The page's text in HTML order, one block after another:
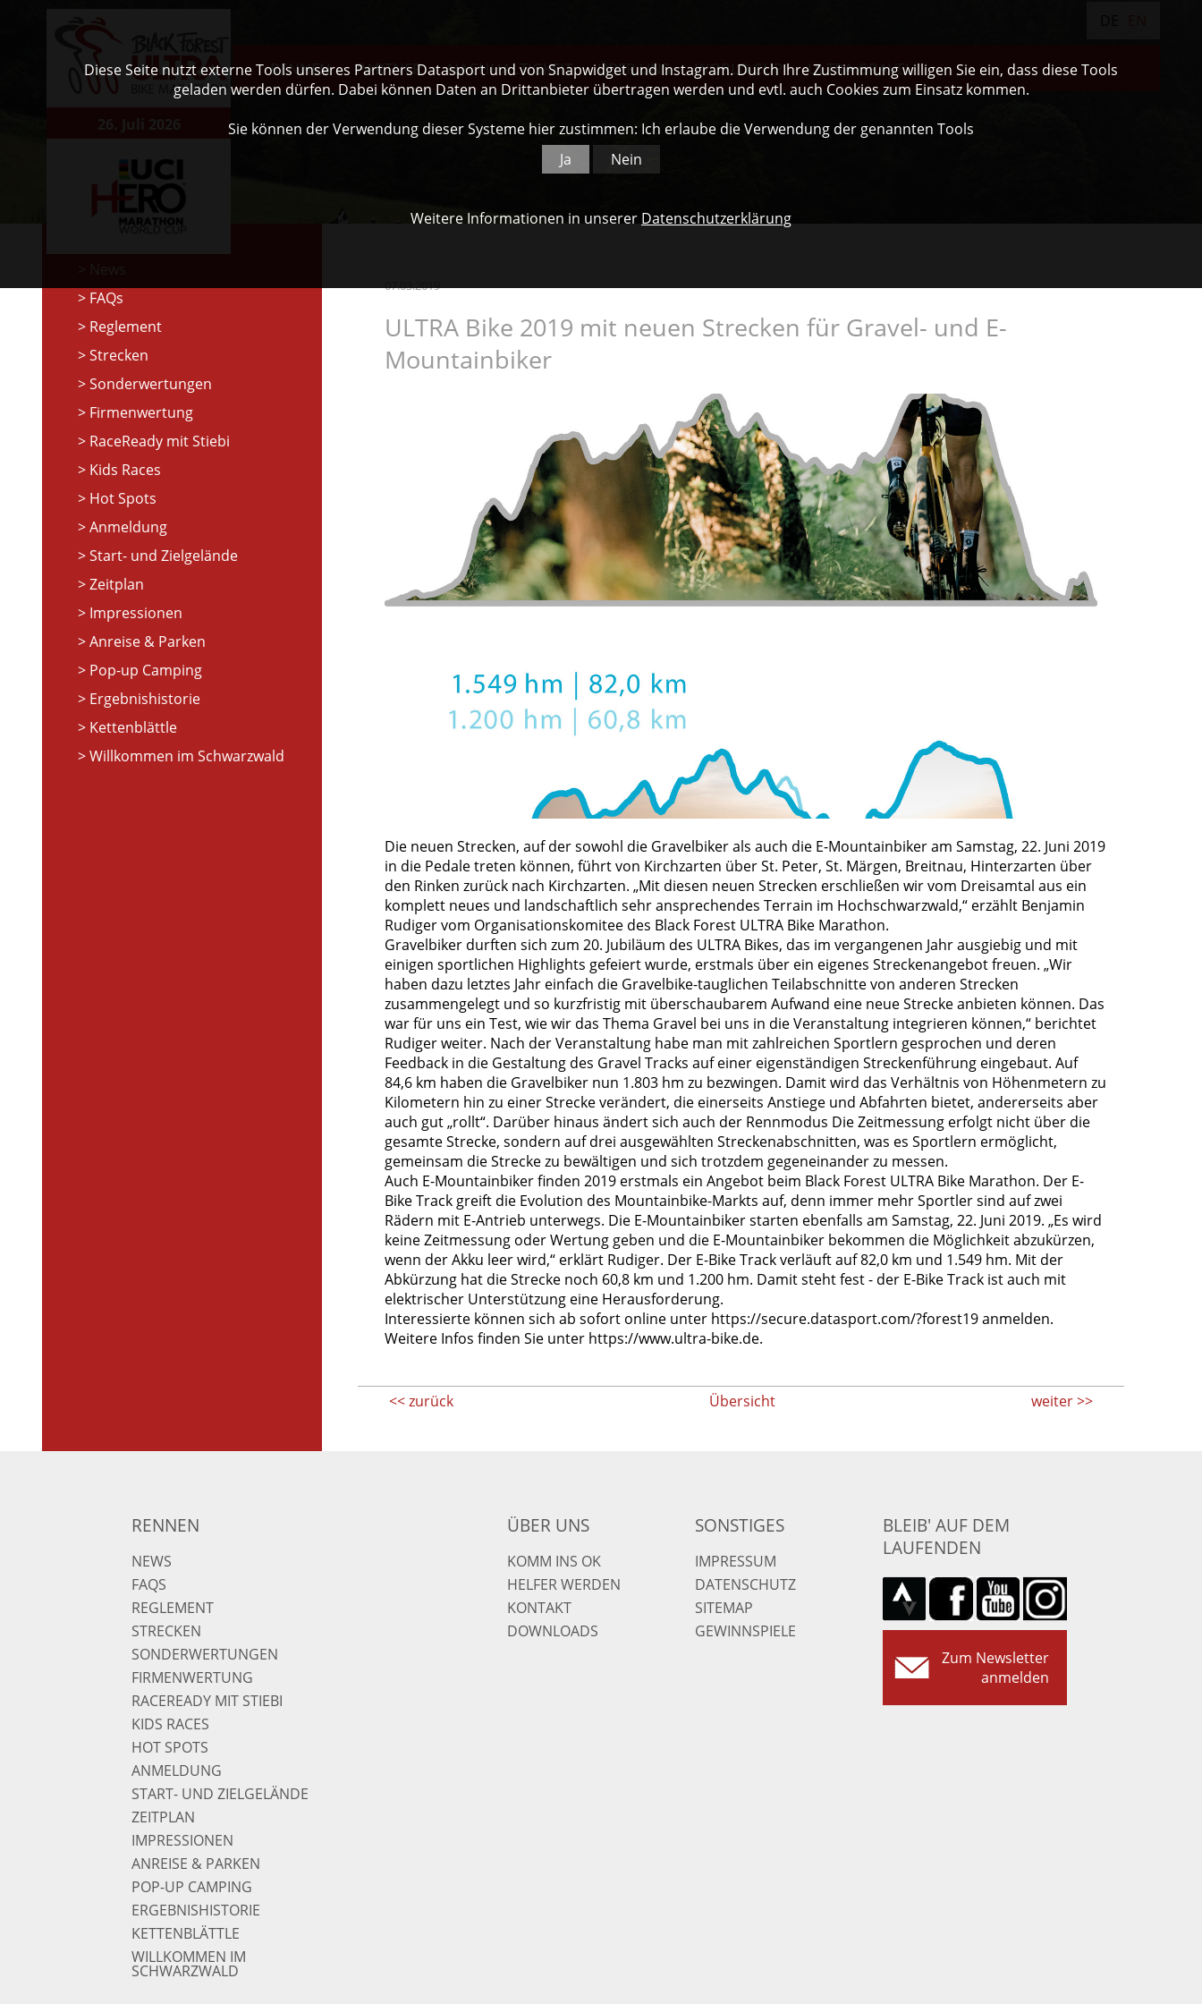
RENNEN PARTNER NACHHALTIGKEIT ÜBER UNS WORLD CUP ULTRA GRAVEL
FAQs
Reglement
Strecken
Sonderwertungen
Firmenwertung
RaceReady mit Stiebi
Kids Races
Hot Spots
Anmeldung
Start- und Zielgelände
Zeitplan
Impressionen
Anreise & Parken
Pop-up Camping
Ergebnishistorie
Kettenblättle
Willkommen im Schwarzwald
07.03.2019
ULTRA Bike 2019 mit neuen Strecken für Gravel- und E-
Mountainbiker
Die neuen Strecken, auf der sowohl die Gravelbiker als auch die E-Mountainbiker am Samstag, 22. Juni 2019
in die Pedale treten können, führt von Kirchzarten über St. Peter, St. Märgen, Breitnau, Hinterzarten über
den Rinken zurück nach Kirchzarten. „Mit diesen neuen Strecken erschließen wir vom Dreisamtal aus ein
komplett neues und landschaftlich sehr ansprechendes Terrain im Hochschwarzwald,“ erzählt Benjamin
Rudiger vom Organisationskomitee des Black Forest ULTRA Bike Marathon.
Gravelbiker durften sich zum 20. Jubiläum des ULTRA Bikes, das im vergangenen Jahr ausgiebig und mit
einigen sportlichen Highlights gefeiert wurde, erstmals über ein eigenes Streckenangebot freuen. „Wir
haben dazu letztes Jahr einfach die Gravelbike-tauglichen Teilabschnitte von anderen Strecken
zusammengelegt und so kurzfristig mit überschaubarem Aufwand eine neue Strecke anbieten können. Das
war für uns ein Test, wie wir das Thema Gravel bei uns in die Veranstaltung integrieren können,“ berichtet
Rudiger weiter. Nach der Veranstaltung habe man mit zahlreichen Sportlern gesprochen und deren
Feedback in die Gestaltung des Gravel Tracks auf einer eigenständigen Streckenführung eingebaut. Auf
84,6 km haben die Gravelbiker nun 1.803 hm zu bezwingen. Damit wird das Verhältnis von Höhenmetern zu
Kilometern hin zu einer Strecke verändert, die einerseits Anstiege und Abfahrten bietet, andererseits aber
auch gut „rollt“. Darüber hinaus ändert sich auch der Rennmodus Die Zeitmessung erfolgt nicht über die
gesamte Strecke, sondern auf drei ausgewählten Streckenabschnitten, was es Sportlern ermöglicht,
gemeinsam die Strecke zu bewältigen und sich trotzdem gegeneinander zu messen.
Auch E-Mountainbiker finden 2019 erstmals ein Angebot beim Black Forest ULTRA Bike Marathon. Der E-
Bike Track greift die Evolution des Mountainbike-Markts auf, denn immer mehr Sportler sind auf zwei
Rädern mit E-Antrieb unterwegs. Die E-Mountainbiker starten ebenfalls am Samstag, 22. Juni 2019. „Es wird
keine Zeitmessung oder Wertung geben und die E-Mountainbiker bekommen die Möglichkeit abzukürzen,
wenn der Akku leer wird,“ erklärt Rudiger. Der E-Bike Track verläuft auf 82,0 km und 1.549 hm. Mit der
Abkürzung hat die Strecke noch 60,8 km und 1.200 hm. Damit steht fest - der E-Bike Track ist auch mit
elektrischer Unterstützung eine Herausforderung.
Interessierte können sich ab sofort online unter https://secure.datasport.com/?forest19 anmelden.
Weitere Infos finden Sie unter https://www.ultra-bike.de.
<< zurück weiter >>
Übersicht
RENNEN
NEWS
FAQS
REGLEMENT
STRECKEN
SONDERWERTUNGEN
FIRMENWERTUNG
RACEREADY MIT STIEBI
KIDS RACES
HOT SPOTS
ANMELDUNG
START- UND ZIELGELÄNDE
ZEITPLAN
IMPRESSIONEN
ANREISE & PARKEN
POP-UP CAMPING
ERGEBNISHISTORIE
KETTENBLÄTTLE
WILLKOMMEN IM
SCHWARZWALD
ÜBER UNS
KOMM INS OK
HELFER WERDEN
KONTAKT
DOWNLOADS
SONSTIGES
IMPRESSUM
DATENSCHUTZ
SITEMAP
GEWINNSPIELE
BLEIB' AUF DEM
LAUFENDEN
Zum Newsletter
anmelden
Diese Seite nutzt externe Tools unseres Partners Datasport und von Snapwidget und Instagram. Durch Ihre Zustimmung willigen Sie ein, dass diese Tools
geladen werden dürfen. Dabei können Daten an Drittanbieter übertragen werden und evtl. auch Cookies zum Einsatz kommen.
Sie können der Verwendung dieser Systeme hier zustimmen: Ich erlaube die Verwendung der genannten Tools
Ja
Nein
Weitere Informationen in unserer Datenschutzerklärung